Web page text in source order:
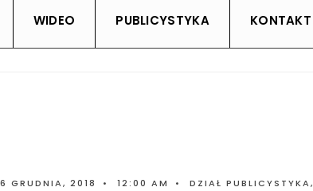
WIDEO PUBLICYSTYKA KONTAKT
6 GRUDNIA, 2018 • 12:00 AM • DZIAŁ PUBLICYSTYKA,